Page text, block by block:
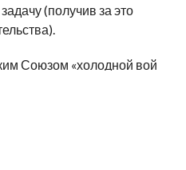
(получив за это
Союзом «холодной вой